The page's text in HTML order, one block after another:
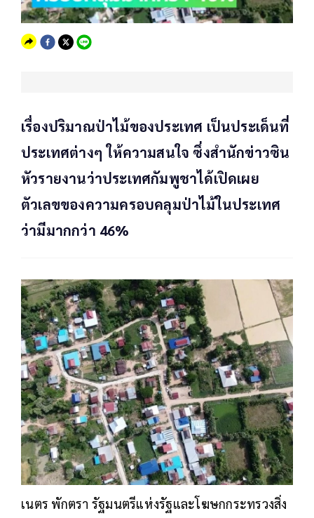
เรื่องปริมาณป่าไม้ของประเทศ เป็นประเด็นที่
ประเทศต่างๆ ให้ความสนใจ ซึ่งสำนักข่าวซิน
หัวรายงานว่าประเทศกัมพูชาได้เปิดเผย
ตัวเลขของความครอบคลุมป่าไม้ในประเทศ
ว่ามีมากกว่า 46%
เนตร พักตรา รัฐมนตรีแห่งรัฐและโฆษกกระทรวงสิ่ง